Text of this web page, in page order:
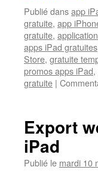
Publié dansapp
gratuite, app
gratuite,
apps iPad gratuites
Store, gratuite
promos apps iPad,
gratuite |
Export
iPad
Publié le mardi 10